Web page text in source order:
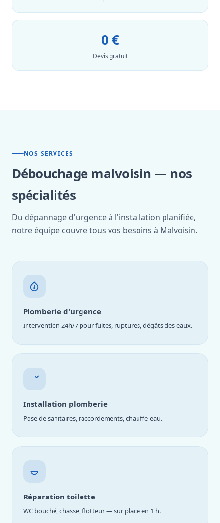
0 €
Devis gratuit
NOS SERVICES
Débouchage malvoisin — nos
spécialités
Du dépannage d'urgence à l'installation planifiée,
notre équipe couvre tous vos besoins à Malvoisin.
Plomberie d'urgence
Intervention 24h/7 pour fuites, ruptures, dégâts des eaux.
Installation plomberie
Pose de sanitaires, raccordements, chauffe-eau.
Réparation toilette
WC bouché, chasse, flotteur — sur place en 1 h.